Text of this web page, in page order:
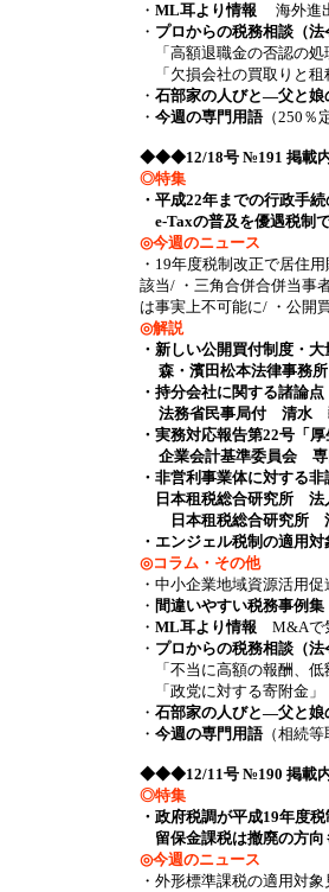
・ ML耳より情報 海外進
・ プロからの税務相談（
「高額退職金の否認の処
「欠損会社の買取りと租
・ 石部家の人びと―父と娘
・ 今週の専門用語（250％
◆◆◆12/18号 №191 掲載
◎特集
・平成22年までの行政手
e-Taxの普及を優遇税制
◎今週のニュース
・19年度税制改正で居住
該当/ ・三角合併合併当事
は事実上不可能に/ ・公開
◎解説
・新しい公開買付制度・
森・濱田松本法律事
・持分会社に関する諸論点
法務省民事局付 清水
・実務対応報告第22号「
企業会計基準委員会
・非営利事業体に対する
日本租税総合研究所 法
日本租税総合研究所
・エンジェル税制の適用
◎コラム・その他
・中小企業地域資源活用
・ 間違いやすい税務事例集
・ ML耳より情報 M&Aで
・ プロからの税務相談（
「不当に高額の報酬、低
「政党に対する寄附金」
・ 石部家の人びと―父と娘
・ 今週の専門用語（相続等
◆◆◆12/11号 №190 掲載
◎特集
・政府税調が平成19年度
留保金課税は撤廃の方向
◎今週のニュース
・外形標準課税の適用対